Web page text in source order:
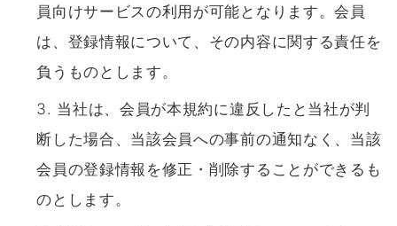
員向けサービスの利用が可能となります。会員
は、登録情報について、その内容に関する責任を
負うものとします。
当社は、会員が本規約に違反したと当社が判
断した場合、当該会員への事前の通知なく、当該
会員の登録情報を修正・削除することができるも
のとします。